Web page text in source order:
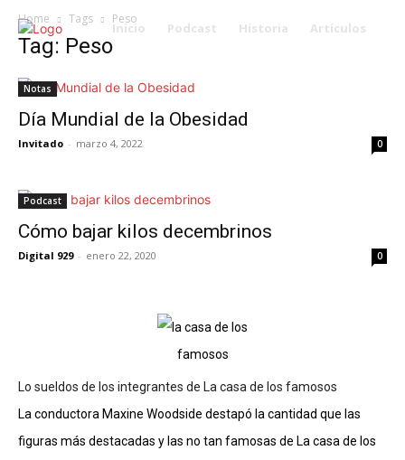
Inicio Podcast Historia Artículos
Home Tags Peso
Tag: Peso
Notas
Día Mundial de la Obesidad
Invitado - marzo 4, 2022 0
Podcast
Cómo bajar kilos decembrinos
Digital 929 - enero 22, 2020 0
Lo sueldos de los integrantes de La casa de los famosos
La conductora Maxine Woodside destapó la cantidad que las
figuras más destacadas y las no tan famosas de La casa de los